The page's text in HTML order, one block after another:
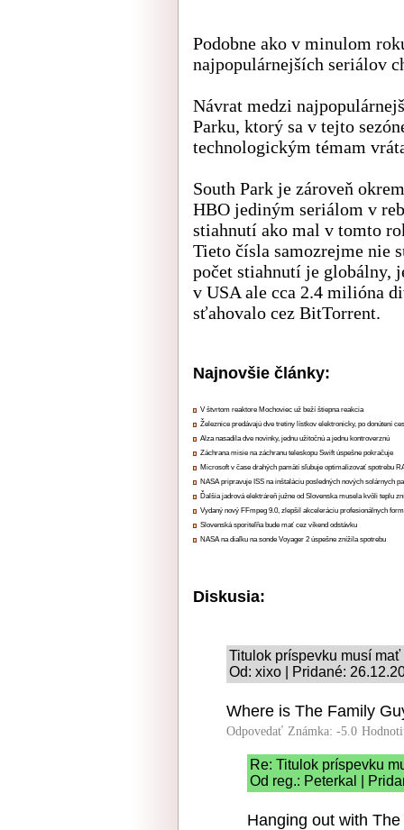
Podobne ako v minulom
najpopulárnejších seriálov
Návrat medzi
Parku, ktorý sa v tejto
technologickým témam
South Park je zároveň
HBO jediným seriálom v
stiahnutí ako mal v tomto
Tieto čísla samozrejme nie
počet stiahnutí je globálny,
v USA ale cca 2.4 milióna
sťahovalo cez BitTorrent.
Najnovšie články:
V štvrtom reaktore Mochoviec už beží štiepna reakcia
Železnice predávajú dve tretiny lístkov elektronicky, po donútení
Alza nasadila dve novinky, jednu užitočnú a jednu kontroverznú
Záchrana misie na záchranu teleskopu Swift úspešne pokračuje
Microsoft v čase drahých pamätí sľubuje optimalizovať spotrebu
NASA pripravuje ISS na inštaláciu posledných nových solárnych
Ďalšia jadrová elektráreň južne od Slovenska musela kvôli teplu
Vydaný nový FFmpeg 9.0, zlepšil akceleráciu profesionálnych
Slovenská sporiteľňa bude mať cez víkend odstávku
NASA na diaľku na sonde Voyager 2 úspešne znížila spotrebu
Diskusia:
Titulok príspevku musí
Od: xixo | Pridané:
Where is The Family
Odpovedať Známka: -5.0
Re: Titulok príspevku
Od reg.: Peterkal |
Hanging out with